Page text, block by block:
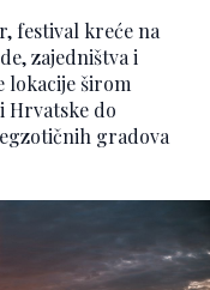
festival kreće na
zajedništva i
lokacije širom
Hrvatske do
gradova